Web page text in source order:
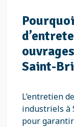
Saint-
L’entretien
industriels à
pour